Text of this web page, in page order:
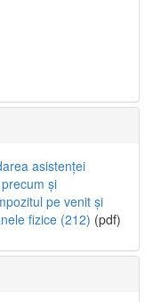
asistenței
și
pe venit și
fizice (212) (pdf)